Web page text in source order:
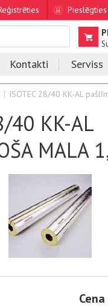
Pieslēgties
Kontakti Serviss
ISOTEC 28/40 KK-AL
40 KK-AL
MALA